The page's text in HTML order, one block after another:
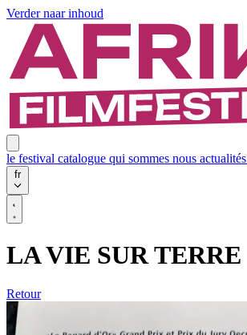
Verder naar inhoud
le festival catalogue qui sommes nous actualités
fr
LA VIE SUR TERRE
Retour